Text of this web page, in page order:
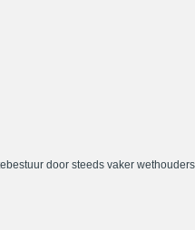
door steeds vaker wethouders